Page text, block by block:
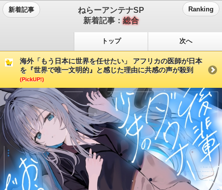
新着記事
ねらーアンテナSP
新着記事：総合
Ranking
トップ 次へ
海外「もう日本に世界を任せたい」 アフリカの医師が日本
を『世界で唯一文明的』と感じた理由に共感の声が殺到
(PickUP!)